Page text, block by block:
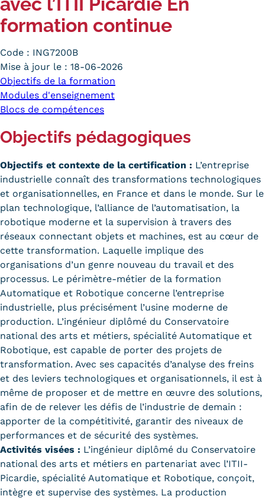
Carte lieux et centres Cnam en
Nos centres administratifs
Quoi de neuf au Cnam BFC?
Actualités
Agenda
Revue de presse
Contact
Contacts services
Formulaire de contact
Formations
Trouver votre formation
OFFRE EN BFC
OFFRE NATIONALE
Catalogue national
Équivalences, passerelles et
suites de parcours
Modalités d'enseignement
Formation en présentiel
Alternance
formation continue
Code : ING7200B
Mise à jour le : 18-06-2026
Objectifs de la formation
Modules d'enseignement
Blocs de compétences
Objectifs pédagogiques
Objectifs et contexte de la certification : L’entreprise
industrielle connaît des transformations technologiques
et organisationnelles, en France et dans le monde. Sur le
plan technologique, l’alliance de l’automatisation, la
robotique moderne et la supervision à travers des
réseaux connectant objets et machines, est au cœur de
cette transformation. Laquelle implique des
organisations d’un genre nouveau du travail et des
processus. Le périmètre-métier de la formation
Automatique et Robotique concerne l’entreprise
industrielle, plus précisément l’usine moderne de
production. L’ingénieur diplômé du Conservatoire
national des arts et métiers, spécialité Automatique et
Robotique, est capable de porter des projets de
transformation. Avec ses capacités d’analyse des freins
et des leviers technologiques et organisationnels, il est à
même de proposer et de mettre en œuvre des solutions,
afin de de relever les défis de l’industrie de demain :
apporter de la compétitivité, garantir des niveaux de
performances et de sécurité des systèmes.
Activités visées : L’ingénieur diplômé du Conservatoire
national des arts et métiers en partenariat avec l’ITII-
Picardie, spécialité Automatique et Robotique, conçoit,
intègre et supervise des systèmes. La production